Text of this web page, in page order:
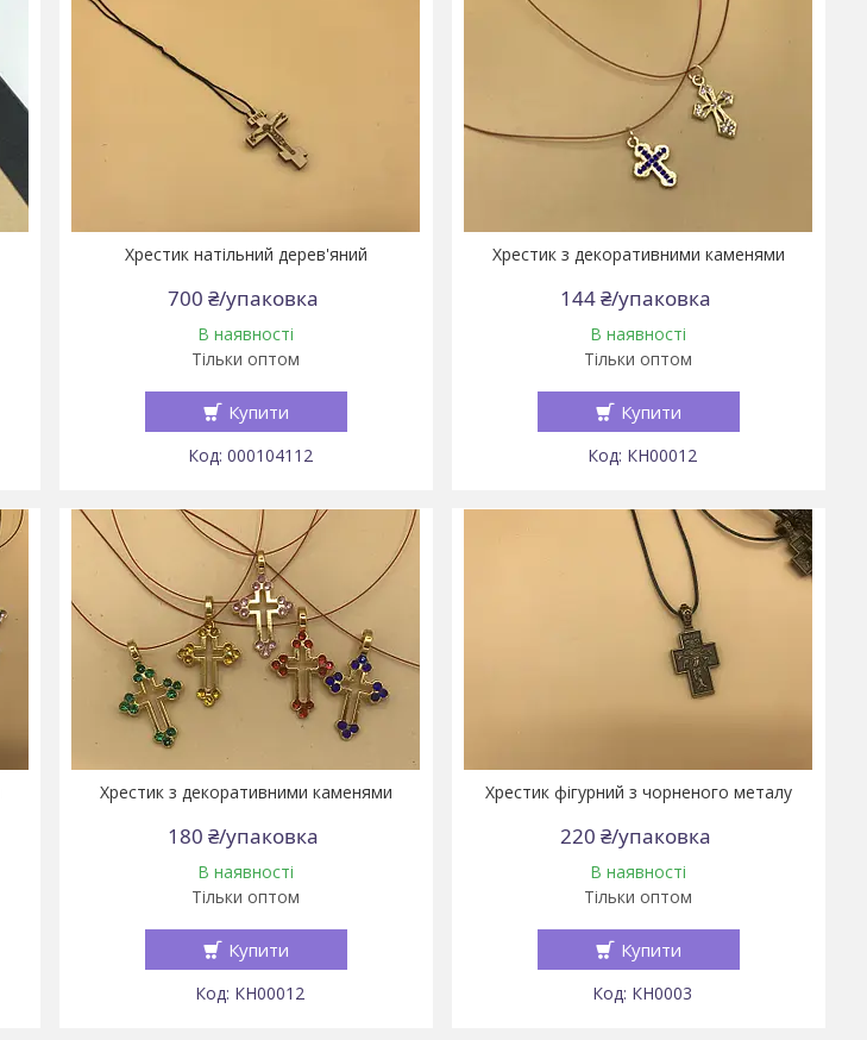
Хрестик натільний дерев'яний
700 ₴/упаковка
В наявності
Тільки оптом
Купити
000104112
Хрестик з декоративними каменями
144 ₴/упаковка
В наявності
Тільки оптом
Купити
КН00012
Хрестик з декоративними каменями
180 ₴/упаковка
В наявності
Тільки оптом
Купити
КН00012
Хрестик фігурний з чорненого металу
220 ₴/упаковка
В наявності
Тільки оптом
Купити
КН0003